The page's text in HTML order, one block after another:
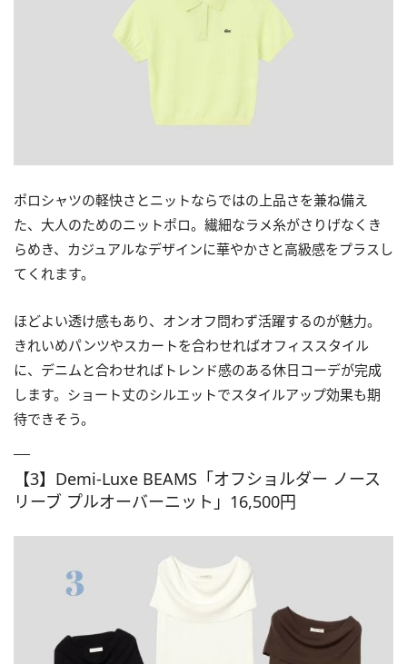
ポロシャツの軽快さとニットならではの上品さを兼ね備え
た、大人のためのニットポロ。繊細なラメ糸がさりげなくき
らめき、カジュアルなデザインに華やかさと高級感をプラスし
てくれます。
ほどよい透け感もあり、オンオフ問わず活躍するのが魅力。
きれいめパンツやスカートを合わせればオフィススタイル
に、デニムと合わせればトレンド感のある休日コーデが完成
します。ショート丈のシルエットでスタイルアップ効果も期
待できそう。
【3】Demi-Luxe BEAMS「オフショルダー ノース
リーブ プルオーバーニット」16,500円